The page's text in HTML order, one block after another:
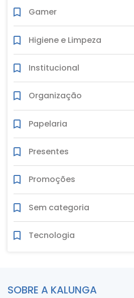
Gamer
Higiene e Limpeza
Institucional
Organização
Papelaria
Presentes
Promoções
Sem categoria
Tecnologia
SOBRE A KALUNGA